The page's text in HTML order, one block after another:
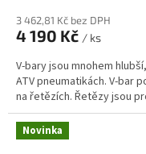
3 462,81 Kč bez DPH
4 190 Kč / ks
V-bary jsou mnohem
ATV pneumatikách. V-bar
na řetězích. Řetězy jsou
Novinka